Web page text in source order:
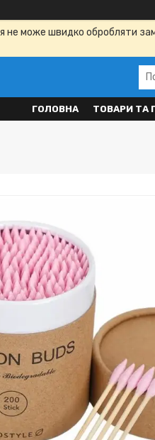
не може швидко обробляти
ГОЛОВНА ТОВАРИ ТА